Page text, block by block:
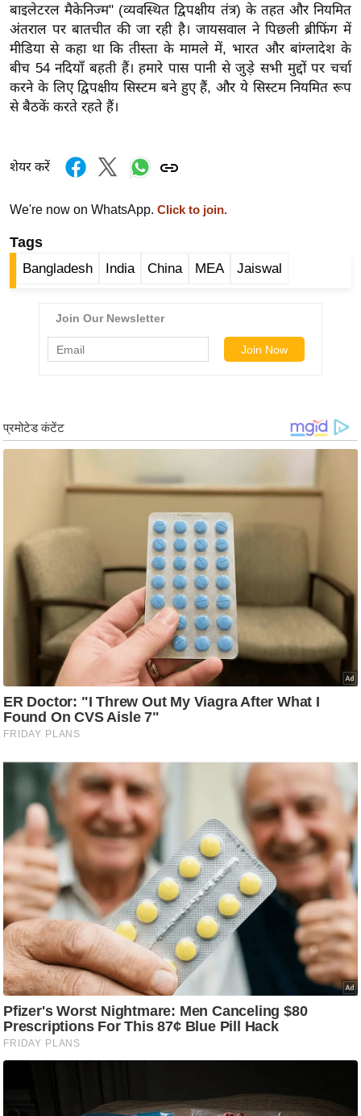
व
र्ल्ड
न्यू
ज
ब्री
न
ज
हॉ
ली
स
मी
क्षा
k
i
n
g
N
w
s
ला
इ
फ
स्टा
इ
ल
टे
क्नॉ
लॉ
जी
बाइलेटरल मैकेनिज्म" (व्यवस्थित द्विपक्षीय तंत्र) के तहत और नियमित
अंतराल पर बातचीत की जा रही है। जायसवाल ने पिछली ब्रीफिंग में
मीडिया से कहा था कि तीस्ता के मामले में, भारत और बांग्लादेश के
बीच 54 नदियाँ बहती हैं। हमारे पास पानी से जुड़े सभी मुद्दों पर चर्चा
करने के लिए द्विपक्षीय सिस्टम बने हुए हैं, और ये सिस्टम नियमित रूप
से बैठकें करते रहते हैं।
शेयर करें
We're now on WhatsApp. Click to join.
Tags
Bangladesh India China MEA Jaiswal